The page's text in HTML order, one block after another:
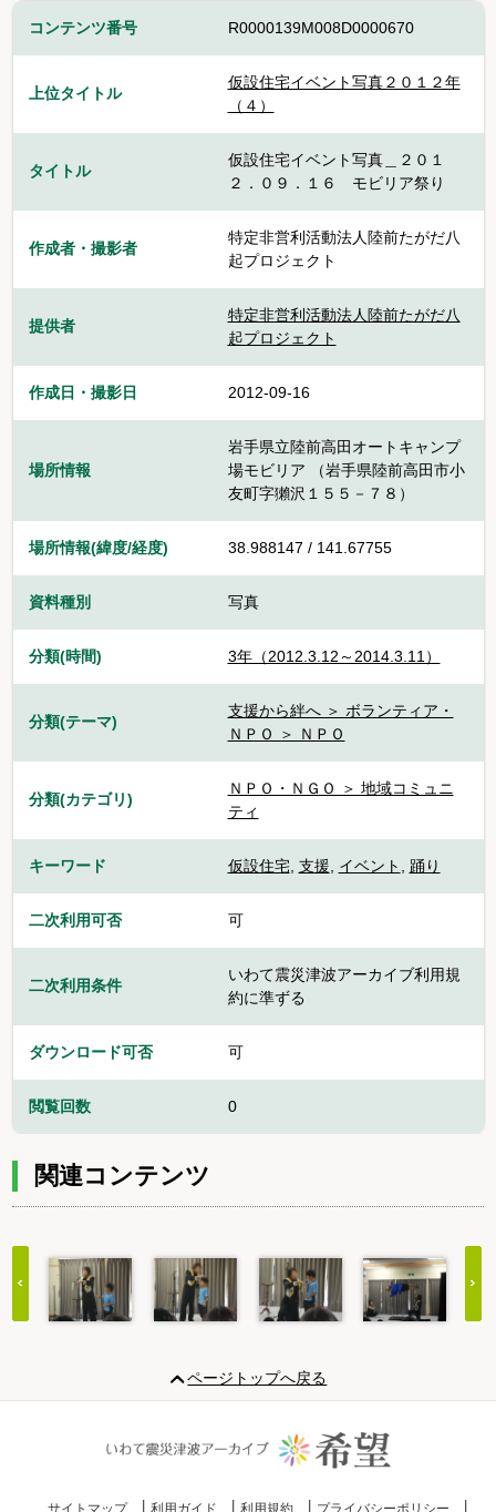
コンテンツ番号 R0000139M008D0000670
上位タイトル
仮設住宅イベント写真２０１２年
（４）
タイトル
仮設住宅イベント写真＿２０１
２．０９．１６ モビリア祭り
作成者・撮影者
特定非営利活動法人陸前たがだ八
起プロジェクト
提供者
特定非営利活動法人陸前たがだ八
起プロジェクト
作成日・撮影日 2012-09-16
場所情報
岩手県立陸前高田オートキャンプ
場モビリア （岩手県陸前高田市小
友町字獺沢１５５－７８）
場所情報(緯度/経度) 38.988147 / 141.67755
資料種別 写真
分類(時間) 3年（2012.3.12～2014.3.11）
分類(テーマ)
支援から絆へ ＞ ボランティア・
ＮＰＯ ＞ ＮＰＯ
分類(カテゴリ)
ＮＰＯ・ＮＧＯ ＞ 地域コミュニ
ティ
キーワード 仮設住宅, 支援, イベント , 踊り
二次利用可否 可
二次利用条件
いわて震災津波アーカイブ利用規
約に準ずる
ダウンロード可否 可
閲覧回数 0
関連コンテンツ
20
ページトップへ戻る
サイトマップ 利用ガイド 利用規約 プライバシーポリシー